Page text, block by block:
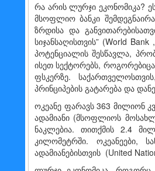
რა არის ლურჯი ეკონომიკა?
მსოფლიო ბანკი
ზრდისა და
სიჯანსაღისთვის” (World
პოტენციალის შესწავლა,
ისეთ სექტორებს,
ფსკერზე.
პრინციპების გატარება და
ოკეანე ფარავს 363 მილიონ
ადამიანი (მსოფლიოს
ნაკლებია. თითქმის 2.4
კილომეტრში. ოკეანეები,
ადამიანებისთვის (United